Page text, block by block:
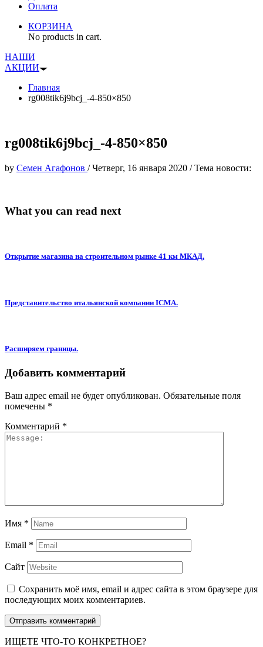
Оплата
КОРЗИНА
No products in cart.
НАШИ
АКЦИИ
Главная
rg008tik6j9bcj_-4-850×850
rg008tik6j9bcj_-4-850×850
by Семен Агафонов /Четверг, 16 января 2020 /Тема новости:
What you can read next
Открытие магазина на строительном рынке 41 км МКАД.
Представительство итальянской компании ICMA.
Расширяем границы.
Добавить комментарий
Ваш адрес email не будет опубликован. Обязательные поля
помечены *
Комментарий *
Имя *
Email *
Сайт
Сохранить моё имя, email и адрес сайта в этом браузере для
последующих моих комментариев.
ИЩЕТЕ ЧТО-ТО КОНКРЕТНОЕ?